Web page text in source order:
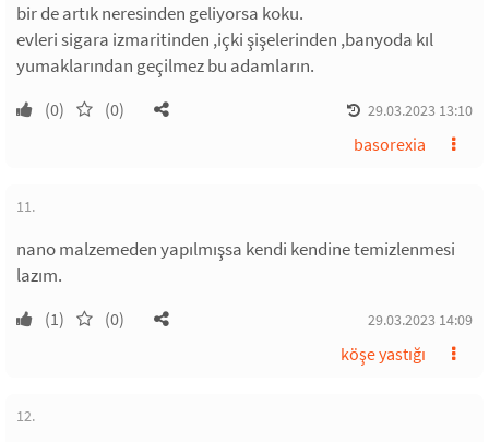
bir de artık neresinden geliyorsa koku.
evleri sigara izmaritinden ,içki şişelerinden ,banyoda kıl
yumaklarından geçilmez bu adamların.
(0) (0) 29.03.2023 13:10
basorexia
11.
nano malzemeden yapılmışsa kendi kendine temizlenmesi
lazım.
(1) (0) 29.03.2023 14:09
köşe yastığı
12.